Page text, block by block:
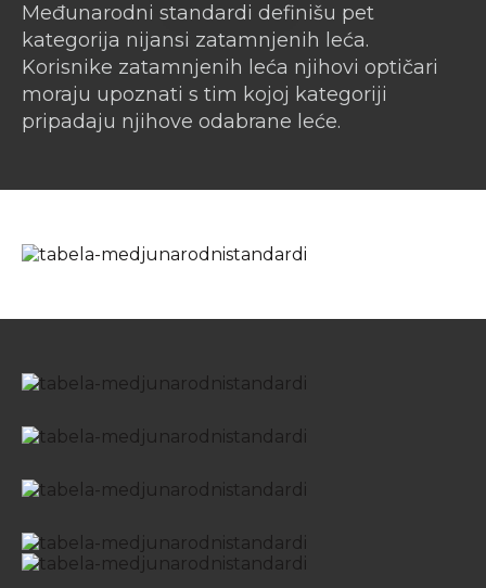
Međunarodni standardi definišu pet
kategorija nijansi zatamnjenih leća.
Korisnike zatamnjenih leća njihovi optičari
moraju upoznati s tim kojoj kategoriji
pripadaju njihove odabrane leće.